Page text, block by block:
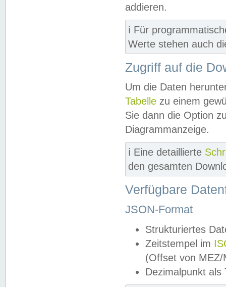
addieren.
ℹ️ Für
Werte stehen auch
Zugriff auf die
Um die Daten
Tabelle zu einem
Sie dann die Option
Diagrammanzeige.
ℹ️ Eine detaillierte
den gesamten
Verfügbare
JSON-Format
Strukturiertes
Zeitstempel im
(Offset von MEZ/
Dezimalpunkt als